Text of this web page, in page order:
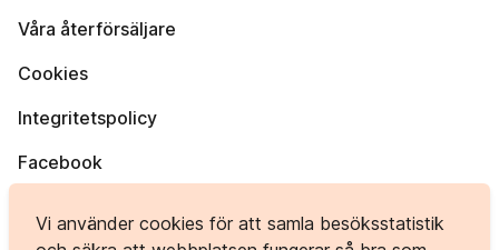
Vi använder cookies för att samla besöksstatistik
Våra återförsäljare
Cookies
Integritetspolicy
Facebook